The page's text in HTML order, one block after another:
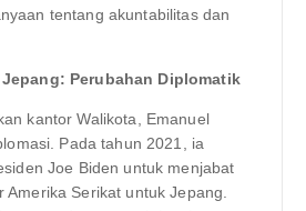
tentang akuntabilitas dan
Perubahan Diplomatik
kantor Walikota, Emanuel
Pada tahun 2021, ia
Joe Biden untuk menjabat
Amerika Serikat untuk Jepang.